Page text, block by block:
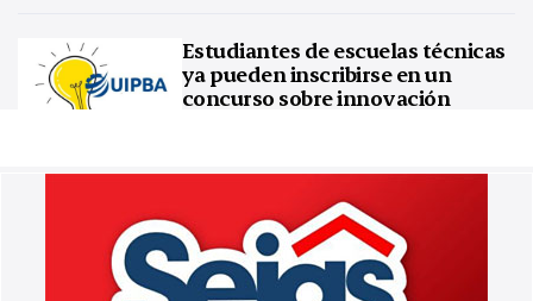
Estudiantes de escuelas técnicas
ya pueden inscribirse en un
concurso sobre innovación